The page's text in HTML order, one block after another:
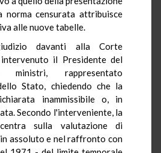
norma censurata attribuisce
alle nuove tabelle.
davanti alla Corte
il Presidente del
rappresentato
Stato, chiedendo che la
inammissibile o, in
Secondo l'interveniente, la
sulla valutazione di
assoluto e nel raffronto con